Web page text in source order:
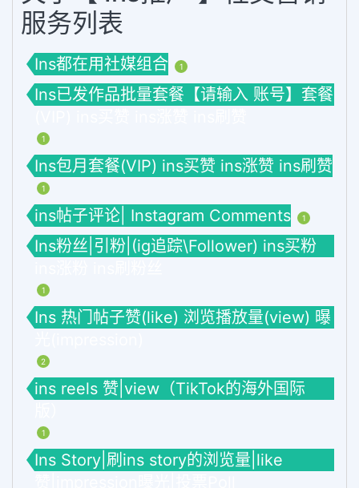
服务列表
Ins都在用社媒组合 1
Ins已发作品批量套餐【请输入 账号】套餐
1
Ins包月套餐(VIP) ins买赞 ins涨赞 ins刷赞
1
ins帖子评论| Instagram Comments 1
Ins粉丝|引粉|(ig追踪\Follower) ins买粉
1
Ins 热门帖子赞(like) 浏览播放量(view) 曝
2
ins reels 赞|view（TikTok的海外国际
1
Ins Story|刷ins story的浏览量|like